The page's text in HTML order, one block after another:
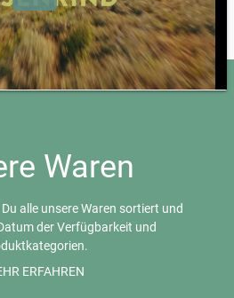
Waren
alle unsere Waren sortiert und
der Verfügbarkeit und
10,00-15,00 €) wird nach Kilo
ERFAHREN